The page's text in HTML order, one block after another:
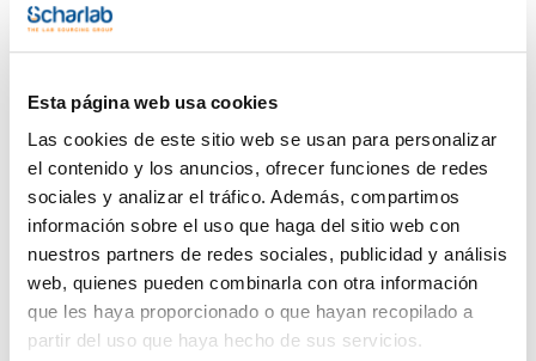
Esta página web usa cookies
Las cookies de este sitio web se usan para personalizar
el contenido y los anuncios, ofrecer funciones de redes
sociales y analizar el tráfico. Además, compartimos
información sobre el uso que haga del sitio web con
nuestros partners de redes sociales, publicidad y análisis
web, quienes pueden combinarla con otra información
que les haya proporcionado o que hayan recopilado a
partir del uso que haya hecho de sus servicios.
[79-34-5]
Disolvente
Methanol
Volumen
1 mL
Conc.
100 ug/ml
CAS
[79-34-5]
Referencia
CPAP853350
x1ml
Comprar
Disponibilidad
Ver stock